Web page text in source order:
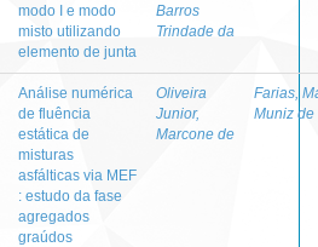
modo I e modo
misto utilizando
elemento de junta
Barros
Trindade da
Análise numérica
de fluência
estática de
misturas
asfálticas via MEF
: estudo da fase
agregados
graúdos
Oliveira
Junior,
Marcone de
Farias,
Muniz de